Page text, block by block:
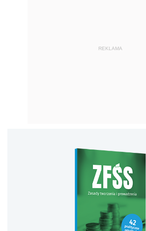
REKLAMA